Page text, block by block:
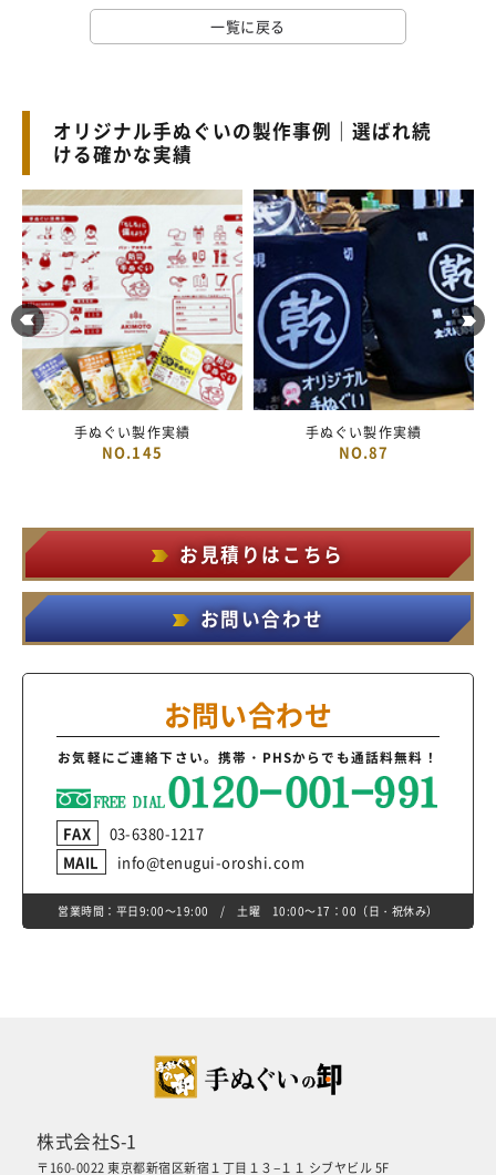
一覧に戻る
オリジナル手ぬぐいの製作事例｜選ばれ続
ける確かな実績
手ぬぐい製作実績
NO.145
手ぬぐい製作実績
NO.87
お見積りはこちら
お問い合わせ
お問い合わせ
お気軽にご連絡下さい。携帯・PHSからでも通話料無料！
FAX
03-6380-1217
MAIL
info@tenugui-oroshi.com
営業時間：平日9:00～19:00 / 土曜 10:00～17：00（日・祝休み）
株式会社S-1
〒160-0022 東京都新宿区新宿１丁目１３−１１ シブヤビル 5F